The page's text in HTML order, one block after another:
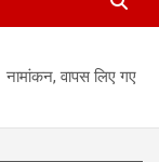
वापस लिए गए